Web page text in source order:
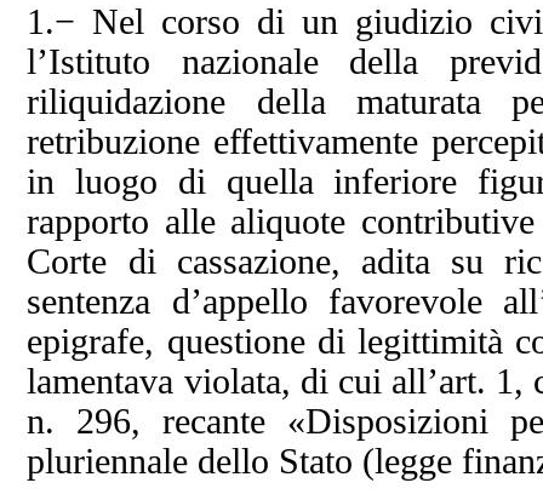
1.− Nel corso di un giudizio
l’Istituto nazionale della
riliquidazione della maturata
retribuzione effettivamente
in luogo di quella inferiore
rapporto alle aliquote
Corte di cassazione, adita su
sentenza d’appello favorevole
epigrafe, questione di legittimità
lamentava violata, di cui all’art. 1,
n. 296, recante «Disposizioni
pluriennale dello Stato (legge